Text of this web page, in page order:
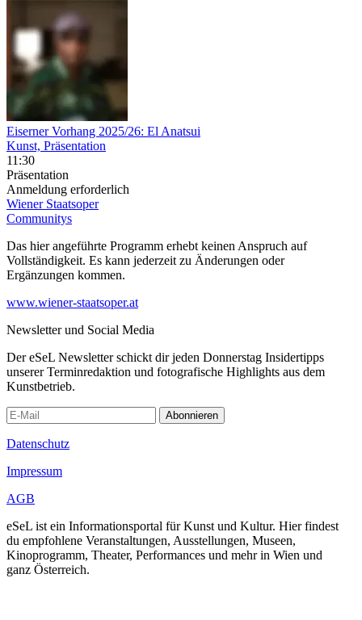
Eiserner Vorhang 2025/26: El Anatsui
Kunst, Präsentation
11:30
Präsentation
Anmeldung erforderlich
Wiener Staatsoper
Communitys
Das hier angeführte Programm erhebt keinen Anspruch auf
Vollständigkeit. Es kann jederzeit zu Änderungen oder
Ergänzungen kommen.
www.wiener-staatsoper.at
Newsletter und Social Media
Der eSeL Newsletter schickt dir jeden Donnerstag Insidertipps
unserer Terminredaktion und fotografische Highlights aus dem
Kunstbetrieb.
Abonnieren
Datenschutz
Impressum
AGB
eSeL ist ein Informationsportal für Kunst und Kultur. Hier findest
du empfohlene Veranstaltungen, Ausstellungen, Museen,
Kinoprogramm, Theater, Performances und mehr in Wien und
ganz Österreich.